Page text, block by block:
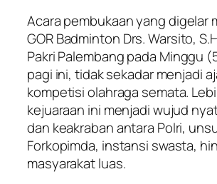
​Acara pembukaan yang digelar
GOR Badminton Drs. Warsito,
Pakri Palembang pada Minggu
pagi ini, tidak sekadar menjadi
kompetisi olahraga semata.
kejuaraan ini menjadi wujud
dan keakraban antara Polri,
Forkopimda, instansi swasta,
masyarakat luas.